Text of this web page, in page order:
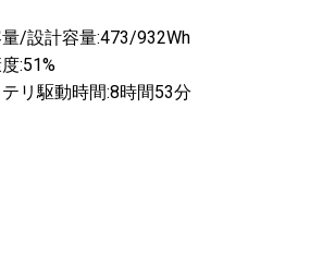
/設計容量:473/932Wh
:51%
リ駆動時間:8時間53分